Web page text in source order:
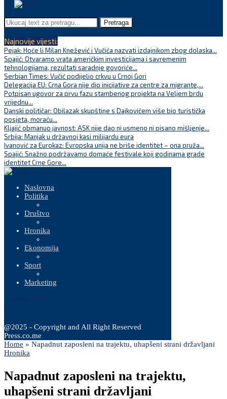
Pretraga
Najnovije vijesti:
Pejak: Hoće li Milan Knežević i Vučića nazvati izdajnikom zbog dolaska...
Spajić: Otvaramo vrata američkim investicijama i savremenim
tehnologijama, rezultati saradnje govoriće...
Serbian Times: Vučić podijelio crkvu u Crnoj Gori
Delegacija EU: Crna Gora nije dio inicijative za centre za migrante,...
Potpisan ugovor za prvu fazu stambenog projekta na Veljem brdu
vrijednu...
Danski političar: Obilazak skupštine s Dajkovićem više bio turistička
posjeta, moraću...
Kljajić obmanuo javnost: ASK nije dao ni usmeno ni pisano mišljenje...
Srbija: Manjak u državnoj kasi milijardu eura
Ivanović za Eurokaz: Evropska unija ne briše identitet – ona pruža...
Spajić: Snažno podržavamo domaće festivale koji godinama grade
identitet Crne Gore...
Naslovna
Politika
Društvo
Hronika
Ekonomija
Sport
Marketing
@2025 - Copyright and All Right Reserved
Press.co.me
Home » Napadnut zaposleni na trajektu, uhapšeni strani državljani
Hronika
Napadnut zaposleni na trajektu,
uhapšeni strani državljani